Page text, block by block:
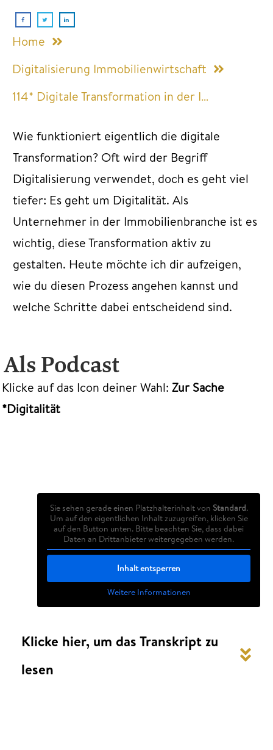
Home
Digitalisierung Immobilienwirtschaft
114* Digitale Transformation in der Immobilienwirtschaft: Wie du mit mir arbeiten kannst
Wie funktioniert eigentlich die digitale
Transformation? Oft wird der Begriff
Digitalisierung verwendet, doch es geht viel
tiefer: Es geht um Digitalität. Als
Unternehmer in der Immobilienbranche ist es
wichtig, diese Transformation aktiv zu
gestalten. Heute möchte ich dir aufzeigen,
wie du diesen Prozess angehen kannst und
welche Schritte dabei entscheidend sind.
Als Podcast
Klicke auf das Icon deiner Wahl: Zur Sache
*Digitalität
Sie sehen gerade einen Platzhalterinhalt von Standard.
Um auf den eigentlichen Inhalt zuzugreifen, klicken Sie
auf den Button unten. Bitte beachten Sie, dass dabei
Daten an Drittanbieter weitergegeben werden.
Inhalt entsperren
Weitere Informationen
Klicke hier, um das Transkript zu
lesen